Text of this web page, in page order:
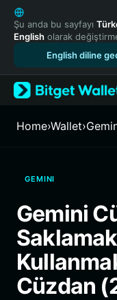
English
日本語
Tiếng Việt
Español
Türkçe
Français
繁體中文
Bahasa Indonesia
ภาษาไทย
हिन्दी
Español
Português (Brasil)
Şu anda bu sayfayı
English olarak
English diline
Home›Wallet›
GEMINI
Gemini
Cüzdan